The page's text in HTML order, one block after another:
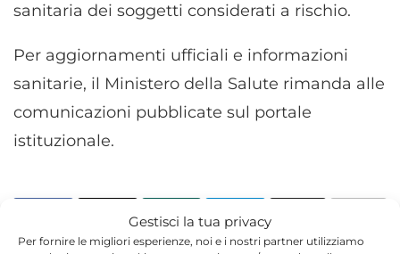
Gestisci la tua privacy
Per fornire le migliori esperienze, noi e i nostri partner utilizziamo
sanitaria dei soggetti considerati a rischio.
Per aggiornamenti ufficiali e informazioni
sanitarie, il Ministero della Salute rimanda alle
comunicazioni pubblicate sul portale
istituzionale.
TORNA IN SALUTE E BENESSERE